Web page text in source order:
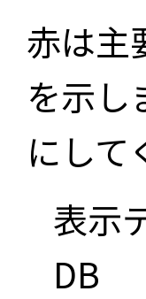
赤は主
を示し
にして
表示
DB